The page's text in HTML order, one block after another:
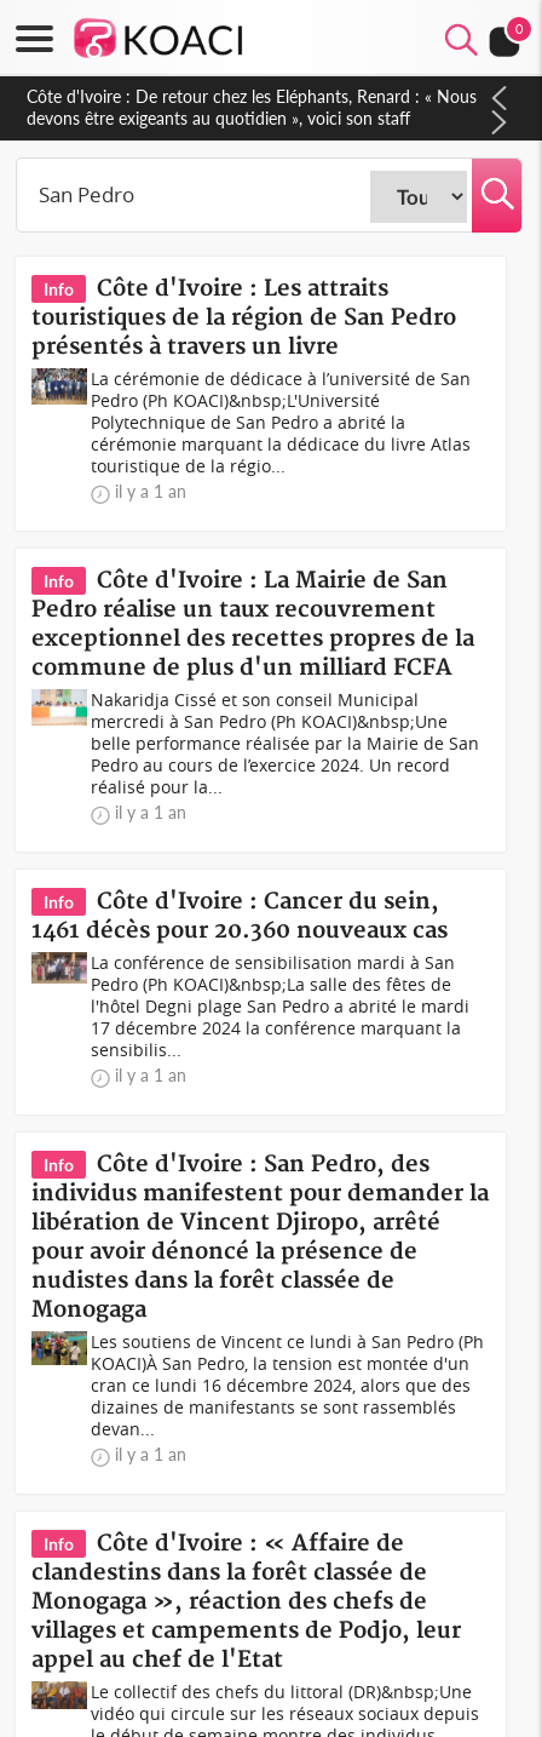
0
Côte d'Ivoire : 66e anniversaire de l'Indépendance, les Forces
de Défense et de Sécurité affichent leur puissance et
réaffirment leur engagement envers la Nation
Info
Côte d'Ivoire : Les attraits
touristiques de la région de San Pedro
présentés à travers un livre
La cérémonie de dédicace à l’université de San
Pedro (Ph KOACI)&nbsp;L'Université
Polytechnique de San Pedro a abrité la
cérémonie marquant la dédicace du livre Atlas
touristique de la régio...
il y a 1 an
Info
Côte d'Ivoire : La Mairie de San
Pedro réalise un taux recouvrement
exceptionnel des recettes propres de la
commune de plus d'un milliard FCFA
Nakaridja Cissé et son conseil Municipal
mercredi à San Pedro (Ph KOACI)&nbsp;Une
belle performance réalisée par la Mairie de San
Pedro au cours de l’exercice 2024. Un record
réalisé pour la...
il y a 1 an
Info
Côte d'Ivoire : Cancer du sein,
1461 décès pour 20.360 nouveaux cas
La conférence de sensibilisation mardi à San
Pedro (Ph KOACI)&nbsp;La salle des fêtes de
l'hôtel Degni plage San Pedro a abrité le mardi
17 décembre 2024 la conférence marquant la
sensibilis...
il y a 1 an
Info
Côte d'Ivoire : San Pedro, des
individus manifestent pour demander la
libération de Vincent Djiropo, arrêté
pour avoir dénoncé la présence de
nudistes dans la forêt classée de
Monogaga
Les soutiens de Vincent ce lundi à San Pedro (Ph
KOACI)À San Pedro, la tension est montée d'un
cran ce lundi 16 décembre 2024, alors que des
dizaines de manifestants se sont rassemblés
devan...
il y a 1 an
Info
Côte d'Ivoire : « Affaire de
clandestins dans la forêt classée de
Monogaga », réaction des chefs de
villages et campements de Podjo, leur
appel au chef de l'Etat
Le collectif des chefs du littoral (DR)&nbsp;Une
vidéo qui circule sur les réseaux sociaux depuis